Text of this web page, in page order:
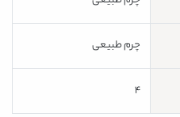
چرم طبیعی